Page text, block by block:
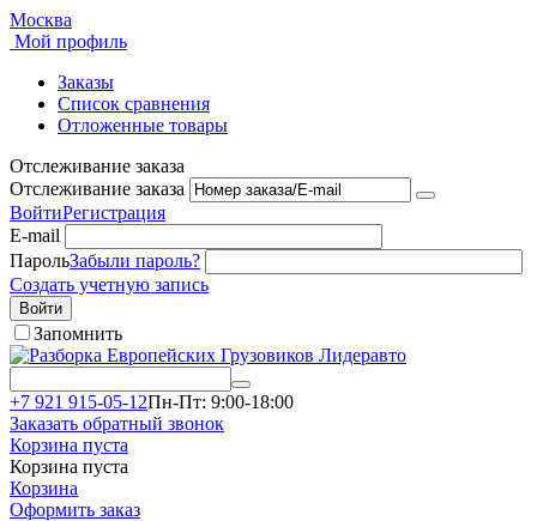
Москва
Мой профиль
Заказы
Список сравнения
Отложенные товары
Отслеживание заказа
Отслеживание заказа
ВойтиРегистрация
E-mail
ПарольЗабыли пароль?
Создать учетную запись
Войти
Запомнить
+7 921 915-05-12Пн-Пт: 9:00-18:00
Заказать обратный звонок
Корзина пуста
Корзина пуста
Корзина
Оформить заказ